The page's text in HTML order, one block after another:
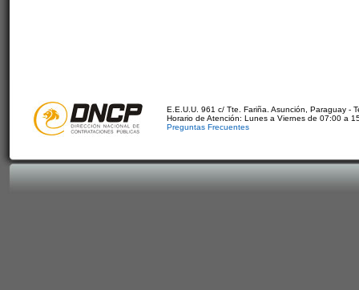
E.E.U.U. 961 c/ Tte. Fariña. Asunción, Paraguay -
Horario de Atención: Lunes a Viernes de 07:00 a
Preguntas Frecuentes